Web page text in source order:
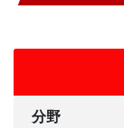
分野